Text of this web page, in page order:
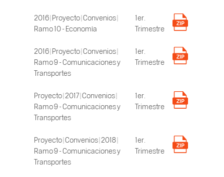
2016 | Proyecto | Convenios |
Ramo 10 - Economía
1er.
Trimestre
2016 | Proyecto | Convenios |
Ramo 9 - Comunicaciones y
Transportes
1er.
Trimestre
Proyecto | 2017 | Convenios |
Ramo 9 - Comunicaciones y
Transportes
1er.
Trimestre
Proyecto | Convenios | 2018 |
Ramo 9 - Comunicaciones y
Transportes
1er.
Trimestre